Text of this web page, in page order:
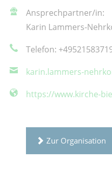
Ansprechpartner/in:
Karin Lammers-
Telefon:
karin.lammers-
https://www.kirche-
Zur Organisation